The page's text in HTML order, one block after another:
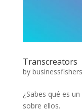
Transcreators
by businessfishers
¿Sabes qué es
sobre ellos.